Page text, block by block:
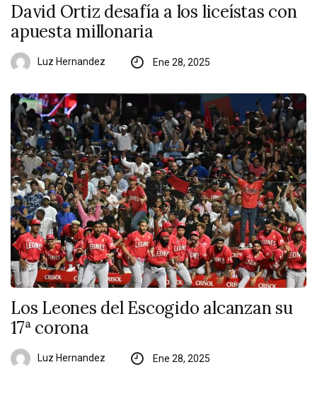
David Ortiz desafía a los liceístas con
apuesta millonaria
Luz Hernandez Ene 28, 2025
Los Leones del Escogido alcanzan su
17ª corona
Luz Hernandez Ene 28, 2025